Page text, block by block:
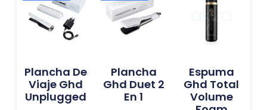
Plancha De
Viaje Ghd
Unplugged
original
339,00 €.
actual
es:
224,13 €.
Plancha
Ghd Duet 2
En 1
original
era:
actual
es:
Espuma
Ghd Total
Volume